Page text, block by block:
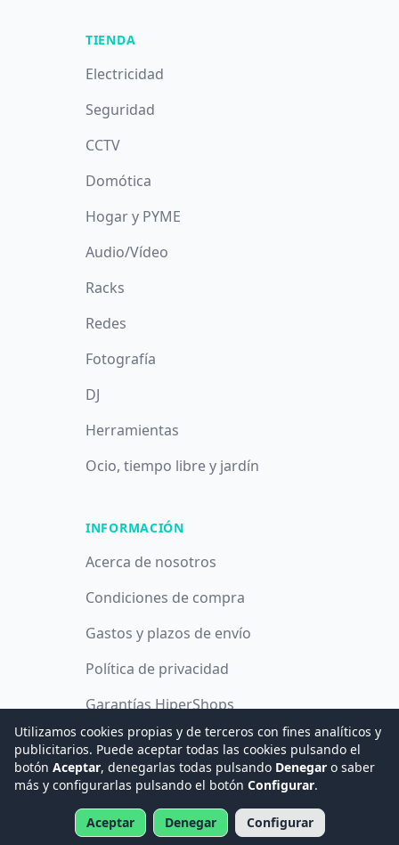
TIENDA
Electricidad
Seguridad
CCTV
Domótica
Hogar y PYME
Audio/Vídeo
Racks
Redes
Fotografía
DJ
Herramientas
Ocio, tiempo libre y jardín
INFORMACIÓN
Acerca de nosotros
Condiciones de compra
Gastos y plazos de envío
Política de privacidad
Garantías HiperShops
Política de cookies
© 2008 -2026Hogar Digital e Inmótica Ingenieros, S.L.
Utilizamos cookies propias y de terceros con fines analíticos y
publicitarios. Puede aceptar todas las cookies pulsando el
botón Aceptar, denegarlas todas pulsando Denegar o saber
más y configurarlas pulsando el botón Configurar.
Aceptar Denegar Configurar